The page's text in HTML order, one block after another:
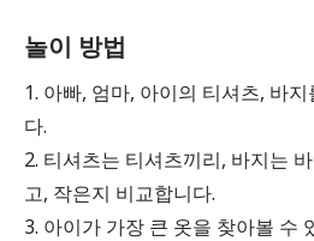
놀이 방법
1. 아빠, 엄마, 아이의 티셔츠, 바
다.
2. 티셔츠는 티셔츠끼리, 바지는
고, 작은지 비교합니다.
3. 아이가 가장 큰 옷을 찾아볼 수